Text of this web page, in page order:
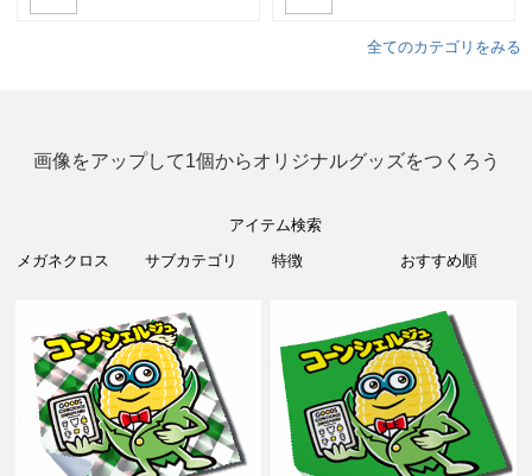
全てのカテゴリをみる
画像をアップして1個からオリジナルグッズをつくろう
アイテム検索